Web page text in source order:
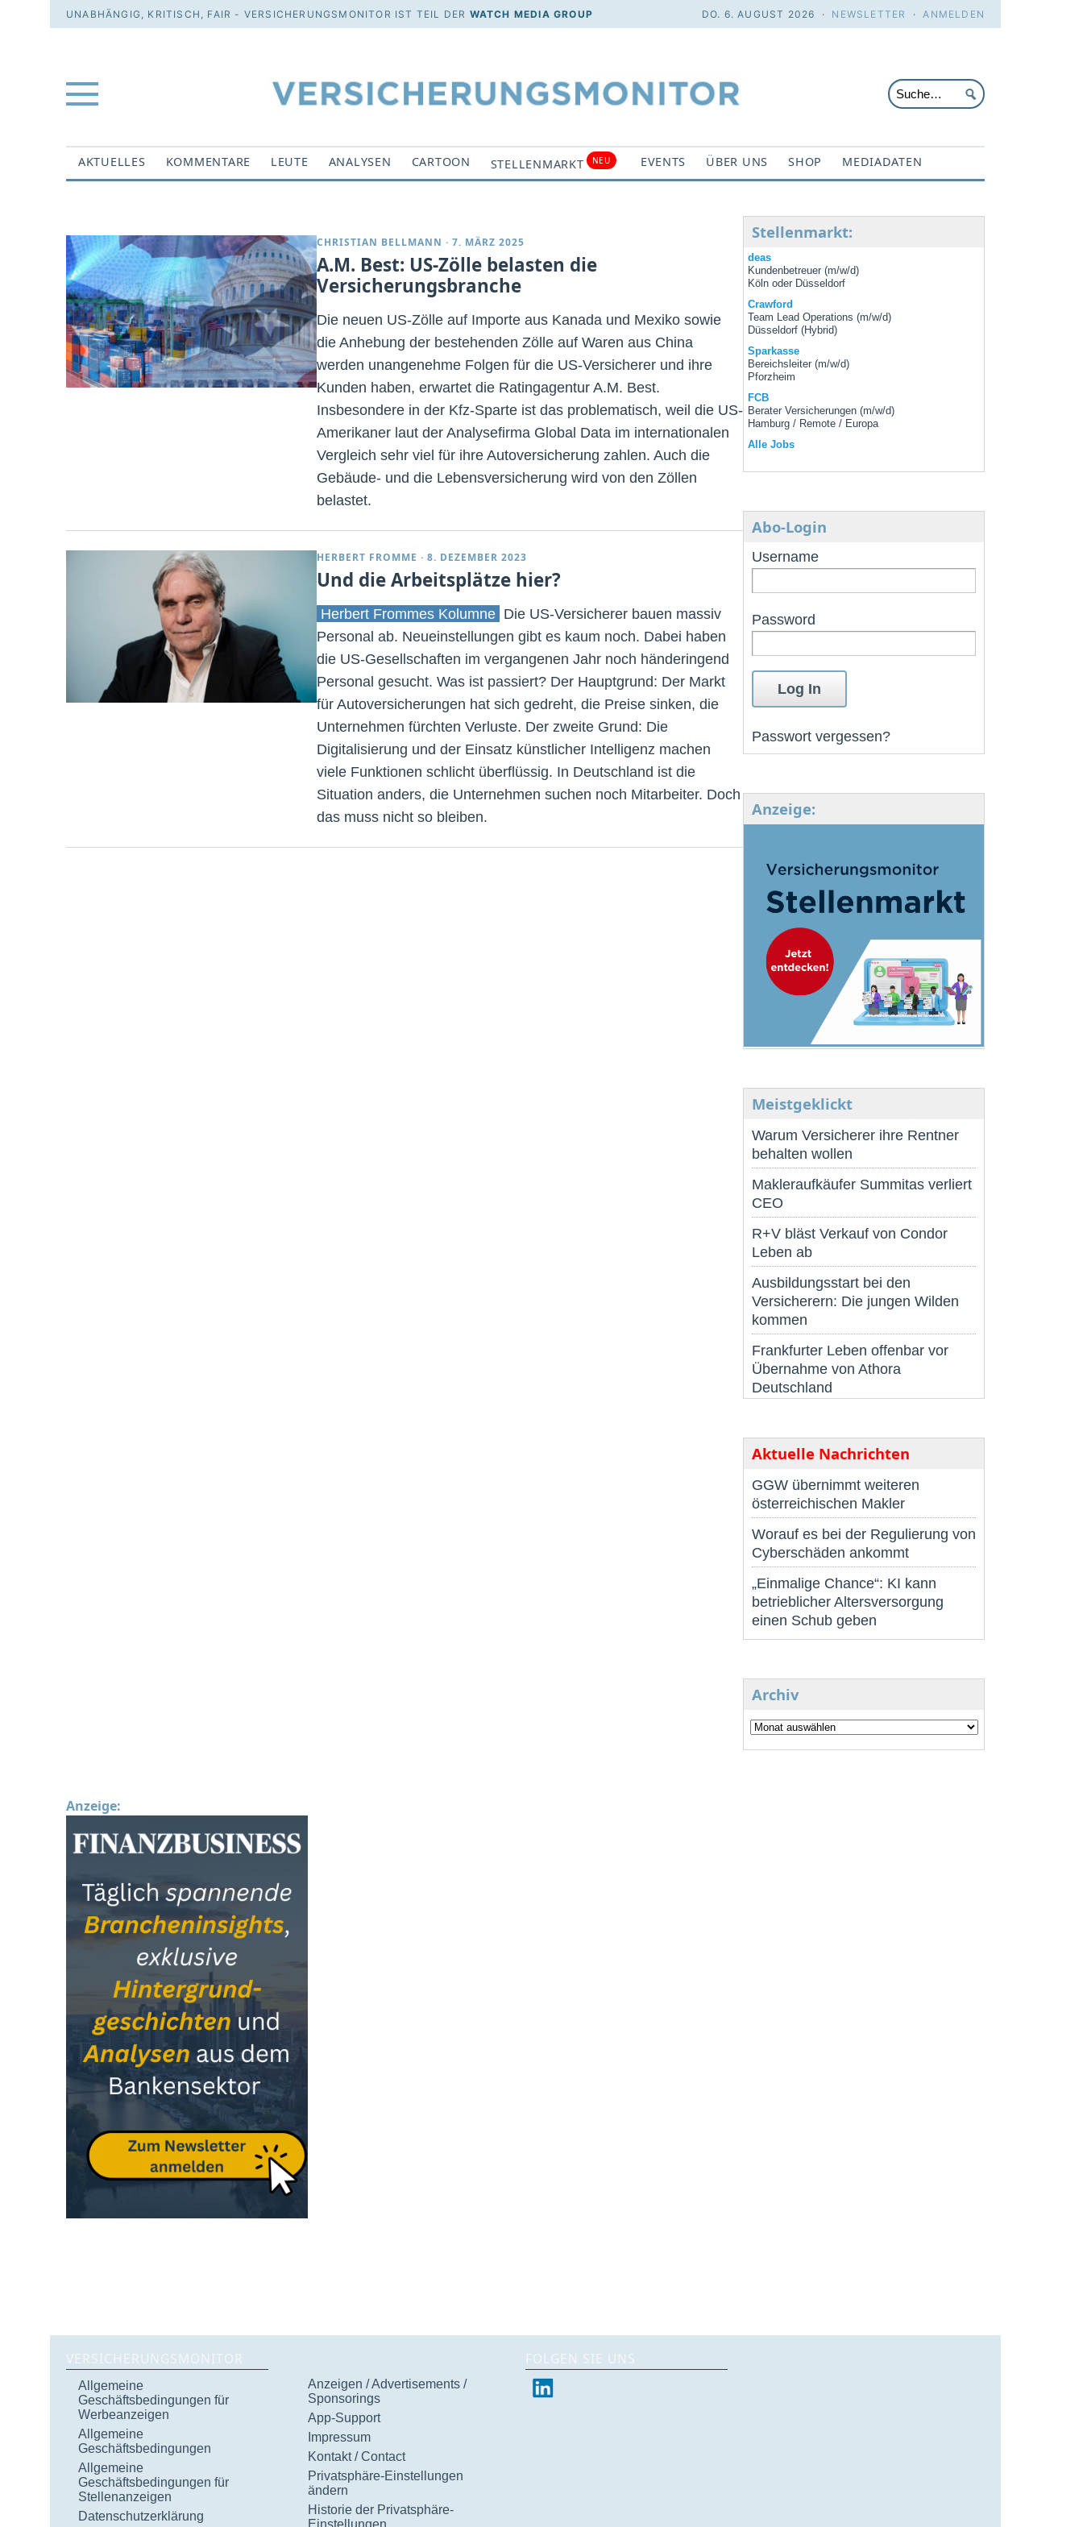
UNABHÄNGIG, KRITISCH, FAIR - VERSICHERUNGSMONITOR IST TEIL DER WATCH MEDIA GROUP DO. 6. AUGUST 2026 · NEWSLETTER ·ANMELDEN
AKTUELLES KOMMENTARE LEUTE ANALYSEN CARTOON STELLENMARKT NEU EVENTS ÜBER UNS SHOP MEDIADATEN
CHRISTIAN BELLMANN · 7. MÄRZ 2025
A.M. Best: US-Zölle belasten die
Versicherungsbranche
Die neuen US-Zölle auf Importe aus Kanada und Mexiko sowie
die Anhebung der bestehenden Zölle auf Waren aus China
werden unangenehme Folgen für die US-Versicherer und ihre
Kunden haben, erwartet die Ratingagentur A.M. Best.
Insbesondere in der Kfz-Sparte ist das problematisch, weil die US-
Amerikaner laut der Analysefirma Global Data im internationalen
Vergleich sehr viel für ihre Autoversicherung zahlen. Auch die
Gebäude- und die Lebensversicherung wird von den Zöllen
belastet.
HERBERT FROMME · 8. DEZEMBER 2023
Und die Arbeitsplätze hier?
Herbert Frommes Kolumne Die US-Versicherer bauen massiv
Personal ab. Neueinstellungen gibt es kaum noch. Dabei haben
die US-Gesellschaften im vergangenen Jahr noch händeringend
Personal gesucht. Was ist passiert? Der Hauptgrund: Der Markt
für Autoversicherungen hat sich gedreht, die Preise sinken, die
Unternehmen fürchten Verluste. Der zweite Grund: Die
Digitalisierung und der Einsatz künstlicher Intelligenz machen
viele Funktionen schlicht überflüssig. In Deutschland ist die
Situation anders, die Unternehmen suchen noch Mitarbeiter. Doch
das muss nicht so bleiben.
Stellenmarkt:
deas
Kundenbetreuer (m/w/d)
Köln oder Düsseldorf
Crawford
Team Lead Operations (m/w/d)
Düsseldorf (Hybrid)
Sparkasse
Bereichsleiter (m/w/d)
Pforzheim
FCB
Berater Versicherungen (m/w/d)
Hamburg / Remote / Europa
Alle Jobs
Abo-Login
Username
Password
Passwort vergessen?
Anzeige:
Meistgeklickt
Warum Versicherer ihre Rentner
behalten wollen
Makleraufkäufer Summitas verliert
CEO
R+V bläst Verkauf von Condor
Leben ab
Ausbildungsstart bei den
Versicherern: Die jungen Wilden
kommen
Frankfurter Leben offenbar vor
Übernahme von Athora
Deutschland
Aktuelle Nachrichten
GGW übernimmt weiteren
österreichischen Makler
Worauf es bei der Regulierung von
Cyberschäden ankommt
„Einmalige Chance“: KI kann
betrieblicher Altersversorgung
einen Schub geben
Archiv
Anzeige:
VERSICHERUNGSMONITOR
Allgemeine
Geschäftsbedingungen für
Werbeanzeigen
Allgemeine
Geschäftsbedingungen
Allgemeine
Geschäftsbedingungen für
Stellenanzeigen
Datenschutzerklärung
Anzeigen / Advertisements /
Sponsorings
App-Support
Impressum
Kontakt / Contact
Privatsphäre-Einstellungen
ändern
Historie der Privatsphäre-
Einstellungen
FOLGEN SIE UNS